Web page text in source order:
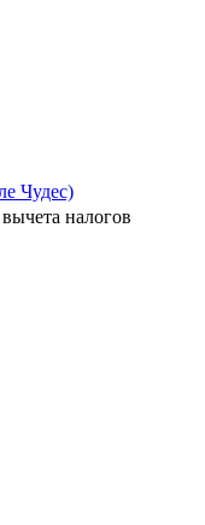
Чудес)
налогов